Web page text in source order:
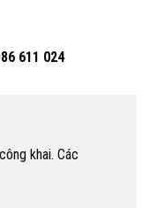
611 024
khai. Các